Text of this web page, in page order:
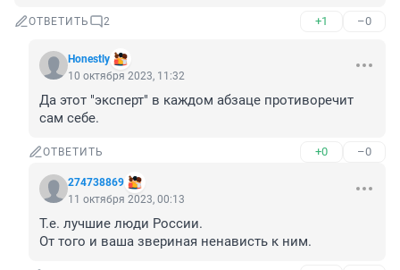
ОТВЕТИТЬ 2 +1 –0
Honestly
10 октября 2023, 11:32
Да этот "эксперт" в каждом абзаце противоречит
сам себе.
ОТВЕТИТЬ +0 –0
274738869
11 октября 2023, 00:13
Т.е. лучшие люди России.
От того и ваша звериная ненависть к ним.